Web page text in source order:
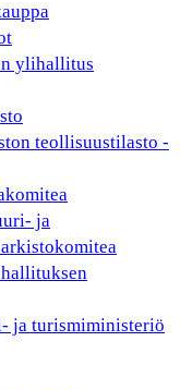
ylihallitus
teollisuustilasto -
ja
ja turismiministeriö